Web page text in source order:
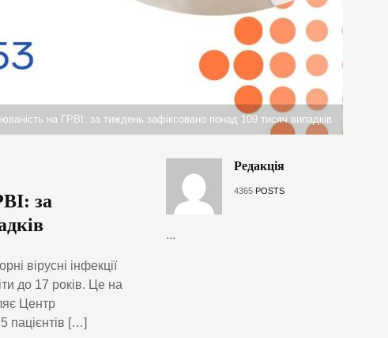
на ГРВІ: за тиждень зафіксовано понад 109 тисяч випадків
за
вірусні інфекції
до 17 років. Це на
Центр
пацієнтів […]
Редакція
4365 POSTS
...